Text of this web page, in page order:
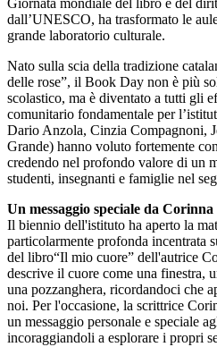
Giornata mondiale del libro e del
dall’UNESCO, ha trasformato le
grande laboratorio culturale.
Nato sulla scia della tradizione
delle rose”, il Book Day non è più
scolastico, ma è diventato a tutti gli
comunitario fondamentale per
Dario Anzola, Cinzia Compagnoni,
Grande) hanno voluto fortemente
credendo nel profondo valore di un
studenti, insegnanti e famiglie nel
Un messaggio speciale da
Il biennio dell'istituto ha aperto la
particolarmente profonda incentrata
del libro“Il mio cuore” dell'autrice
descrive il cuore come una finestra,
una pozzanghera, ricordandoci che
noi. Per l'occasione, la scrittrice
un messaggio personale e speciale
incoraggiandoli a esplorare i propri